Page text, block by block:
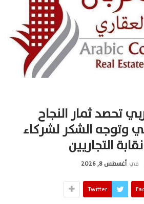
تحصد ثمار النجاح
وتوجه الشكر لشركاء
التجاريين
في أغسطس 8, 2026
Twitter